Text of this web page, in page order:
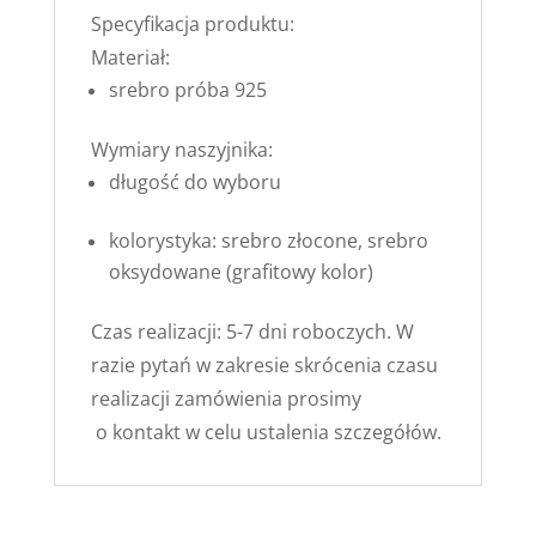
Specyfikacja produktu:
Materiał:
srebro próba 925
Wymiary naszyjnika:
długość do wyboru
kolorystyka: srebro złocone, srebro
oksydowane (grafitowy kolor)
Czas realizacji: 5-7 dni roboczych. W
razie pytań w zakresie skrócenia czasu
realizacji zamówienia prosimy
o kontaktw celu ustalenia szczegółów.